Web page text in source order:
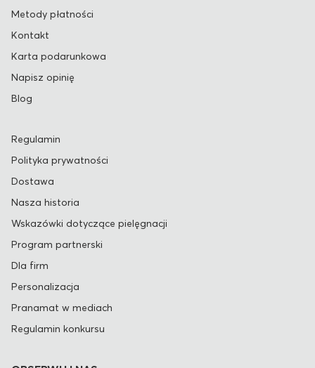
Metody płatności
Kontakt
Karta podarunkowa
Napisz opinię
Blog
Regulamin
Polityka prywatności
Dostawa
Nasza historia
Wskazówki dotyczące pielęgnacji
Program partnerski
Dla firm
Personalizacja
Pranamat w mediach
Regulamin konkursu